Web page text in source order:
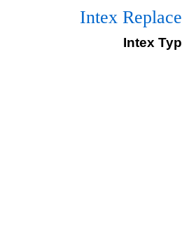
Intex
Intex